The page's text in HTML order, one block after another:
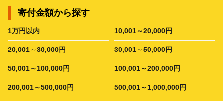
寄付金額から探す
1万円以内 10,001～20,000円
20,001～30,000円 30,001～50,000円
50,001～100,000円 100,001～200,000円
200,001～500,000円 500,001～1,000,000円